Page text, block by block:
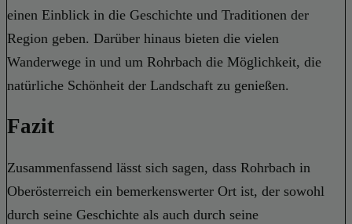
einen Einblick in die Geschichte und Traditionen der
Region geben. Darüber hinaus bieten die vielen
Wanderwege in und um Rohrbach die Möglichkeit, die
natürliche Schönheit der Landschaft zu genießen.
Fazit
Zusammenfassend lässt sich sagen, dass Rohrbach in
Oberösterreich ein bemerkenswerter Ort ist, der sowohl
durch seine Geschichte als auch durch seine